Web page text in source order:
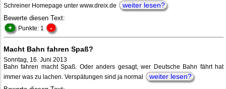
Schreiner Homepage unter www.dreix.de
weiter lesen?
Bewerte diesen Text:
+ Punkte: 1 -
Macht Bahn fahren Spaß?
Sonntag, 16. Juni 2013
Bahn fahren macht Spaß. Oder anders gesagt, wer Deutsche Bahn fährt hat
immer was zu lachen. Verspätungen sind ja normal
weiter lesen?